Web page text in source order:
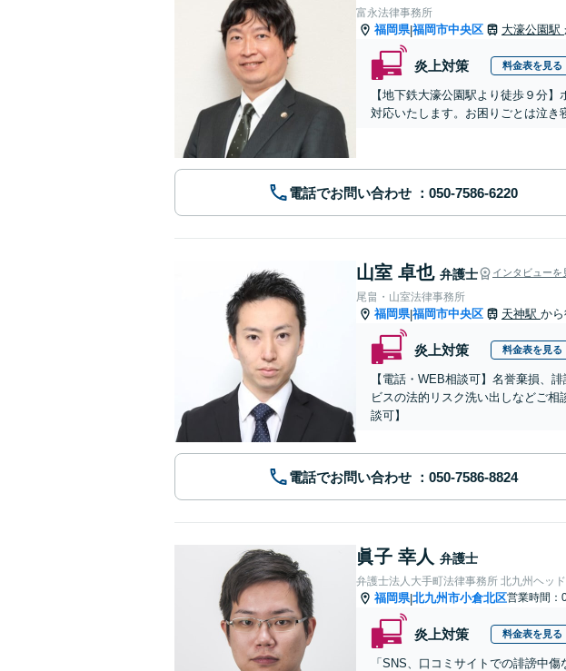
富永法律事務所
福岡県|福岡市中央区 大濠公園駅
炎上対策 料金表を見る
【地下鉄大濠公園駅より徒歩９分
対応いたします。お困りごとは泣き
電話でお問い合わせ
山室 卓也 弁護士 インタビューを
尾畠・山室法律事務所
福岡県|福岡市中央区 天神駅 か
炎上対策 料金表を見る
【電話・WEB相談可】名誉棄損、
ビスの法的リスク洗い出しなどご
談可】
電話でお問い合わせ
眞子 幸人 弁護士
弁護士法人大手町法律事務所 北九州ヘッ
福岡県|北九州市小倉北区営業時間：
炎上対策 料金表を見る
「SNS、口コミサイトでの誹謗中